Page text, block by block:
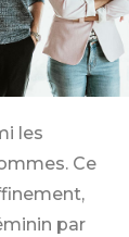
les
Ce
par